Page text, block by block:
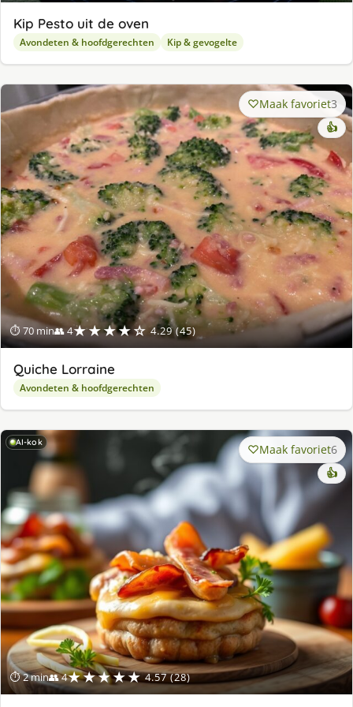
Kip Pesto uit de oven
Avondeten & hoofdgerechten Kip & gevogelte
⏱ 70 min👥 4★★★★☆ 4.29 (45)
Maak favoriet3
👍
Quiche Lorraine
Avondeten & hoofdgerechten
AI-kok
⏱ 2 min👥 4★★★★★ 4.57 (28)
Maak favoriet6
👍